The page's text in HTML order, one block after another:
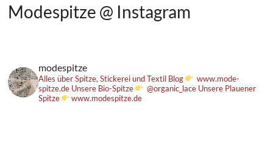
Modespitze @ Instagram
modespitze
Alles über Spitze, Stickerei und Textil Blog
www.mode-
spitze.de Unsere Bio-Spitze @organic_lace Unsere Plauener
Spitze
www.modespitze.de